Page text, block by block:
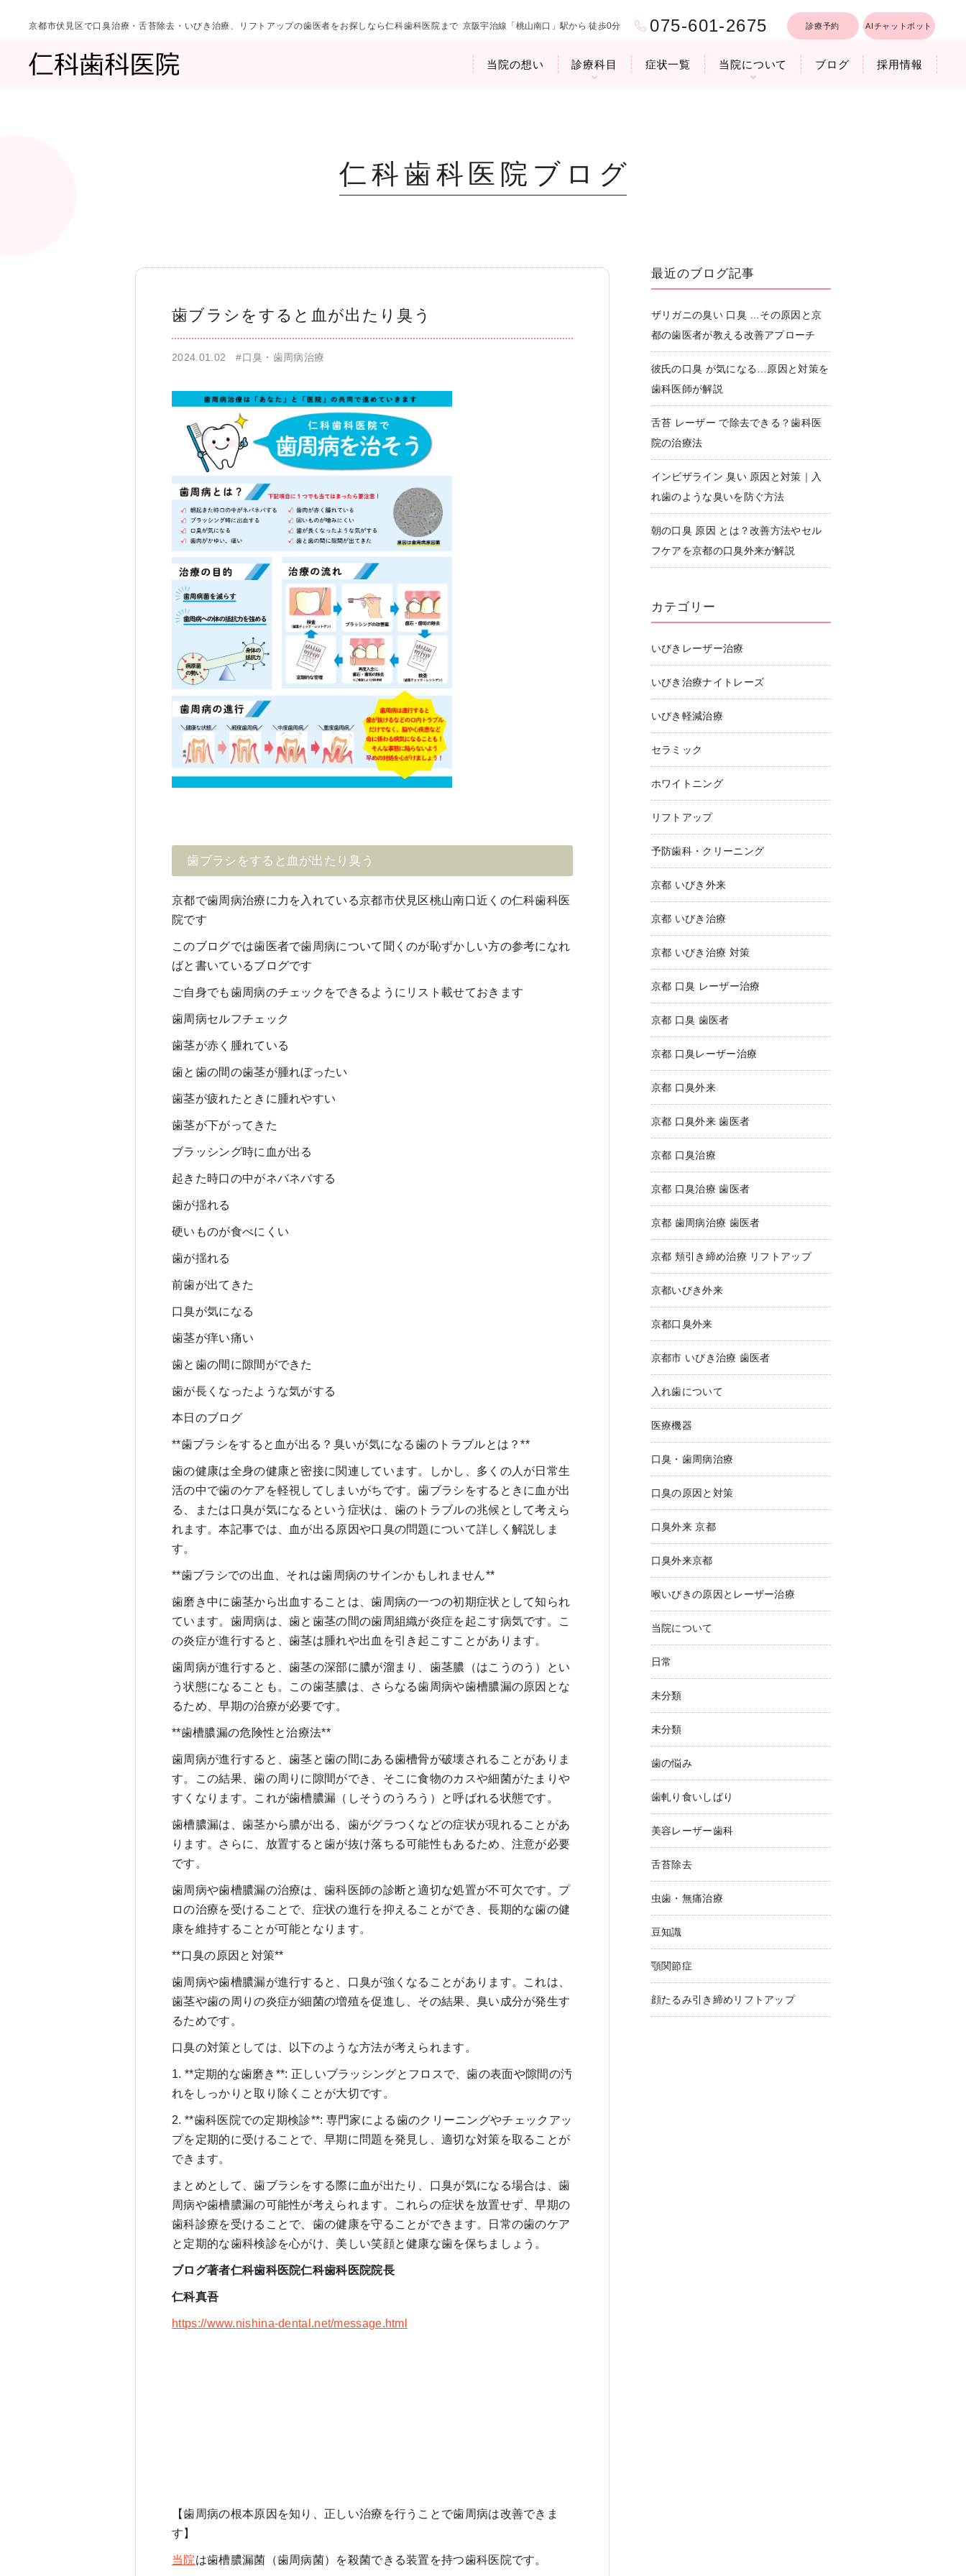
京都市伏見区で口臭治療・舌苔除去・いびき治療、リフトアップの歯医者をお探しなら仁科歯科医院まで 京阪宇治線「桃山南口」駅から 徒歩0分 075-601-2675 診療予約 AIチャットボット
当院の想い 診療科目
一般歯科・小児歯科 予防歯科・クリーニング
無痛治療 高齢者歯科・入れ歯
症状一覧 当院について
仁科歯科医院ブログ
ブログ 採用情報
仁科歯科医院ブログ
歯ブラシをすると血が出たり臭う
2024.01.02#口臭・歯周病治療
歯ブラシをすると血が出たり臭う
京都で歯周病治療に力を入れている京都市伏見区桃山南口近くの仁科歯科医
院です
このブログでは歯医者で歯周病について聞くのが恥ずかしい方の参考になれ
ばと書いているブログです
ご自身でも歯周病のチェックをできるようにリスト載せておきます
歯周病セルフチェック
歯茎が赤く腫れている
歯と歯の間の歯茎が腫れぼったい
歯茎が疲れたときに腫れやすい
歯茎が下がってきた
ブラッシング時に血が出る
起きた時口の中がネバネバする
歯が揺れる
硬いものが食べにくい
歯が揺れる
前歯が出てきた
口臭が気になる
歯茎が痒い痛い
歯と歯の間に隙間ができた
歯が長くなったような気がする
本日のブログ
**歯ブラシをすると血が出る？臭いが気になる歯のトラブルとは？**
歯の健康は全身の健康と密接に関連しています。しかし、多くの人が日常生
活の中で歯のケアを軽視してしまいがちです。歯ブラシをするときに血が出
る、または口臭が気になるという症状は、歯のトラブルの兆候として考えら
れます。本記事では、血が出る原因や口臭の問題について詳しく解説しま
す。
**歯ブラシでの出血、それは歯周病のサインかもしれません**
歯磨き中に歯茎から出血することは、歯周病の一つの初期症状として知られ
ています。歯周病は、歯と歯茎の間の歯周組織が炎症を起こす病気です。こ
の炎症が進行すると、歯茎は腫れや出血を引き起こすことがあります。
歯周病が進行すると、歯茎の深部に膿が溜まり、歯茎膿（はこうのう）とい
う状態になることも。この歯茎膿は、さらなる歯周病や歯槽膿漏の原因とな
るため、早期の治療が必要です。
**歯槽膿漏の危険性と治療法**
歯周病が進行すると、歯茎と歯の間にある歯槽骨が破壊されることがありま
す。この結果、歯の周りに隙間ができ、そこに食物のカスや細菌がたまりや
すくなります。これが歯槽膿漏（しそうのうろう）と呼ばれる状態です。
歯槽膿漏は、歯茎から膿が出る、歯がグラつくなどの症状が現れることがあ
ります。さらに、放置すると歯が抜け落ちる可能性もあるため、注意が必要
です。
歯周病や歯槽膿漏の治療は、歯科医師の診断と適切な処置が不可欠です。プ
ロの治療を受けることで、症状の進行を抑えることができ、長期的な歯の健
康を維持することが可能となります。
**口臭の原因と対策**
歯周病や歯槽膿漏が進行すると、口臭が強くなることがあります。これは、
歯茎や歯の周りの炎症が細菌の増殖を促進し、その結果、臭い成分が発生す
るためです。
口臭の対策としては、以下のような方法が考えられます。
1. **定期的な歯磨き**: 正しいブラッシングとフロスで、歯の表面や隙間の汚
れをしっかりと取り除くことが大切です。
2. **歯科医院での定期検診**: 専門家による歯のクリーニングやチェックアッ
プを定期的に受けることで、早期に問題を発見し、適切な対策を取ることが
できます。
まとめとして、歯ブラシをする際に血が出たり、口臭が気になる場合は、歯
周病や歯槽膿漏の可能性が考えられます。これらの症状を放置せず、早期の
歯科診療を受けることで、歯の健康を守ることができます。日常の歯のケア
と定期的な歯科検診を心がけ、美しい笑顔と健康な歯を保ちましょう。
ブログ著者仁科歯科医院仁科歯科医院院長
仁科真吾
https://www.nishina-dental.net/message.html
【歯周病の根本原因を知り、正しい治療を行うことで歯周病は改善できま
す】
当院は歯槽膿漏菌（歯周病菌）を殺菌できる装置を持つ歯科医院です。
最近のブログ記事
ザリガニの臭い 口臭 …その原因と京
都の歯医者が教える改善アプローチ
彼氏の口臭 が気になる…原因と対策を
歯科医師が解説
舌苔 レーザー で除去できる？歯科医
院の治療法
インビザライン 臭い 原因と対策｜入
れ歯のような臭いを防ぐ方法
朝の口臭 原因 とは？改善方法やセル
フケアを京都の口臭外来が解説
カテゴリー
いびきレーザー治療
いびき治療ナイトレーズ
いびき軽減治療
セラミック
ホワイトニング
リフトアップ
予防歯科・クリーニング
京都 いびき外来
京都 いびき治療
京都 いびき治療 対策
京都 口臭 レーザー治療
京都 口臭 歯医者
京都 口臭レーザー治療
京都 口臭外来
京都 口臭外来 歯医者
京都 口臭治療
京都 口臭治療 歯医者
京都 歯周病治療 歯医者
京都 頬引き締め治療 リフトアップ
京都いびき外来
京都口臭外来
京都市 いびき治療 歯医者
入れ歯について
医療機器
口臭・歯周病治療
口臭の原因と対策
口臭外来 京都
口臭外来京都
喉いびきの原因とレーザー治療
当院について
日常
未分類
未分類
歯の悩み
歯軋り食いしばり
美容レーザー歯科
舌苔除去
虫歯・無痛治療
豆知識
顎関節症
顔たるみ引き締めリフトアップ